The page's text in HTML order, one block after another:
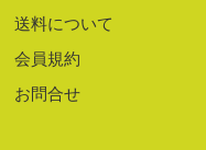
送料について
会員規約
お問合せ